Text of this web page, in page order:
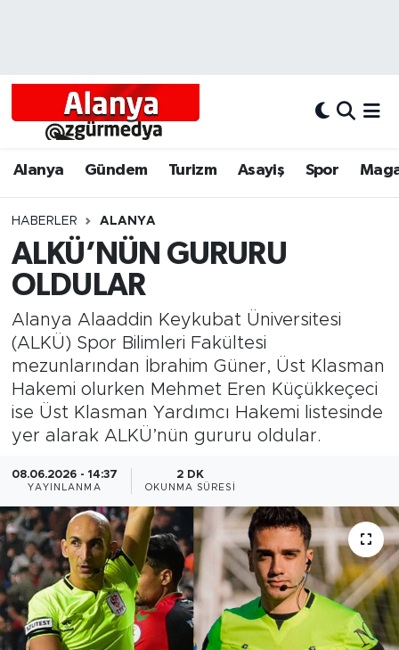
Alanya Gündem Turizm Asayiş Spor
HABERLER ALANYA
ALKÜ’NÜN GURURU
OLDULAR
Alanya Alaaddin Keykubat Üniversitesi
(ALKÜ) Spor Bilimleri Fakültesi
mezunlarından İbrahim Güner, Üst Klasman
Hakemi olurken Mehmet Eren Küçükkeçeci
ise Üst Klasman Yardımcı Hakemi listesinde
yer alarak ALKÜ’nün gururu oldular.
08.06.2026 - 14:37
YAYINLANMA
2 DK
OKUNMA SÜRESI
Alanyum
Bölgesel
Dünya
Eğitim
Ekonomi
Gazipaşa
Güncel
Gündem
İnşaat-Emlak
Kültür-Sanat
Alanya Hava Durumu
Tüm Manşetler
Son Dakika Haberleri
Haber Arşivi